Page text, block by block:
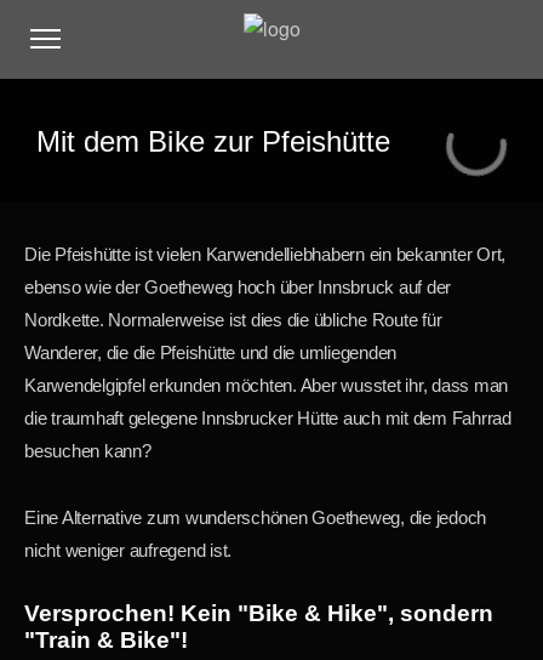
Mit dem Bike zur Pfeishütte
Die Pfeishütte ist vielen Karwendelliebhabern ein bekannter Ort,
ebenso wie der Goetheweg hoch über Innsbruck auf der
Nordkette. Normalerweise ist dies die übliche Route für
Wanderer, die die Pfeishütte und die umliegenden
Karwendelgipfel erkunden möchten. Aber wusstet ihr, dass man
die traumhaft gelegene Innsbrucker Hütte auch mit dem Fahrrad
besuchen kann?
Eine Alternative zum wunderschönen Goetheweg, die jedoch
nicht weniger aufregend ist.
Versprochen! Kein "Bike & Hike", sondern
"Train & Bike"!